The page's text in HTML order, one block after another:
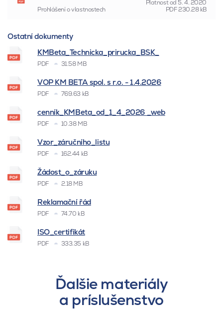
Platnost od 5. 4. 2020
Prohlášení o vlastnostech
PDF230.28 kB
Ostatní dokumenty
KMBeta_Technicka_prirucka_BSK_
PDF 31.58 MB
VOP KM BETA spol. s r.o. - 1.4.2026
PDF 769.63 kB
cenník_KMBeta_od_1_4_2026 _web
PDF 10.38 MB
Vzor_záručního_listu
PDF 162.44 kB
Žádost_o_záruku
PDF 2.18 MB
Reklamační řád
PDF 74.70 kB
ISO_certifikát
PDF 333.35 kB
Ďalšie materiály
a príslušenstvo